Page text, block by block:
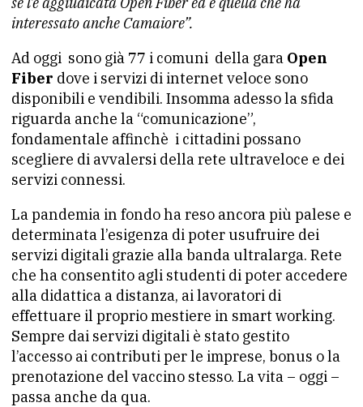
interessato anche Camaiore”.
Ad oggi sono già 77 i comuni della gara Open
Fiber dove i servizi di internet veloce sono
disponibili e vendibili. Insomma adesso la sfida
riguarda anche la “comunicazione”,
fondamentale affinchè i cittadini possano
scegliere di avvalersi della rete ultraveloce e dei
servizi connessi.
La pandemia in fondo ha reso ancora più palese e
determinata l’esigenza di poter usufruire dei
servizi digitali grazie alla banda ultralarga. Rete
che ha consentito agli studenti di poter accedere
alla didattica a distanza, ai lavoratori di
effettuare il proprio mestiere in smart working.
Sempre dai servizi digitali è stato gestito
l’accesso ai contributi per le imprese, bonus o la
prenotazione del vaccino stesso. La vita – oggi –
passa anche da qua.